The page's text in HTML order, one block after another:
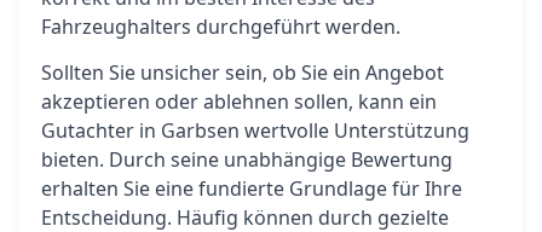
Fahrzeughalters durchgeführt werden.
Sollten Sie unsicher sein, ob Sie ein Angebot
akzeptieren oder ablehnen sollen, kann ein
Gutachter in Garbsen wertvolle Unterstützung
bieten. Durch seine unabhängige Bewertung
erhalten Sie eine fundierte Grundlage für Ihre
Entscheidung. Häufig können durch gezielte